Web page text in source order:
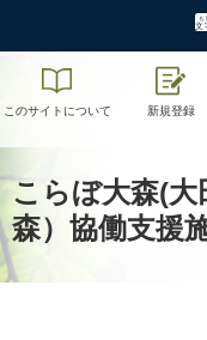
このサイトについて 新規登録
こらぼ大森(大
森）協働支援